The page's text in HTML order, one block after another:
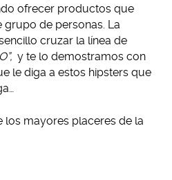
ofrecer productos que
grupo de personas. La
cruzar la línea de
y te lo demostramos con
le diga a estos hipsters que
los mayores placeres de la